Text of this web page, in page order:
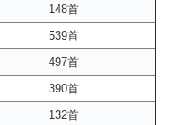
148首
539首
497首
390首
132首